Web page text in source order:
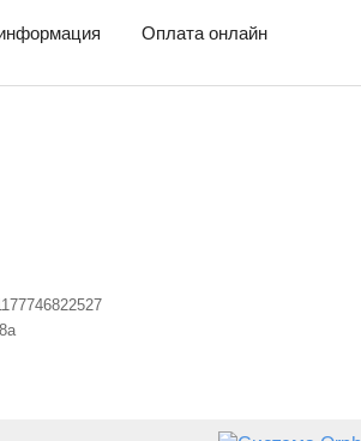
Оплата онлайн